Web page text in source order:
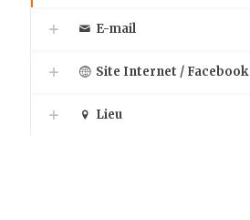
E-mail
Site Internet / Facebook
Lieu